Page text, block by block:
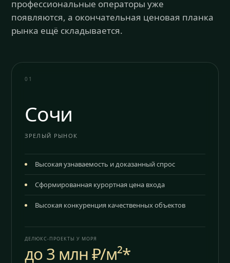
профессиональные операторы уже
появляются, а окончательная ценовая планка
рынка ещё складывается.
01
Сочи
ЗРЕЛЫЙ РЫНОК
Высокая узнаваемость и доказанный спрос
Сформированная курортная цена входа
Высокая конкуренция качественных объектов
ДЕЛЮКС-ПРОЕКТЫ У МОРЯ
до 3 млн ₽/м²*